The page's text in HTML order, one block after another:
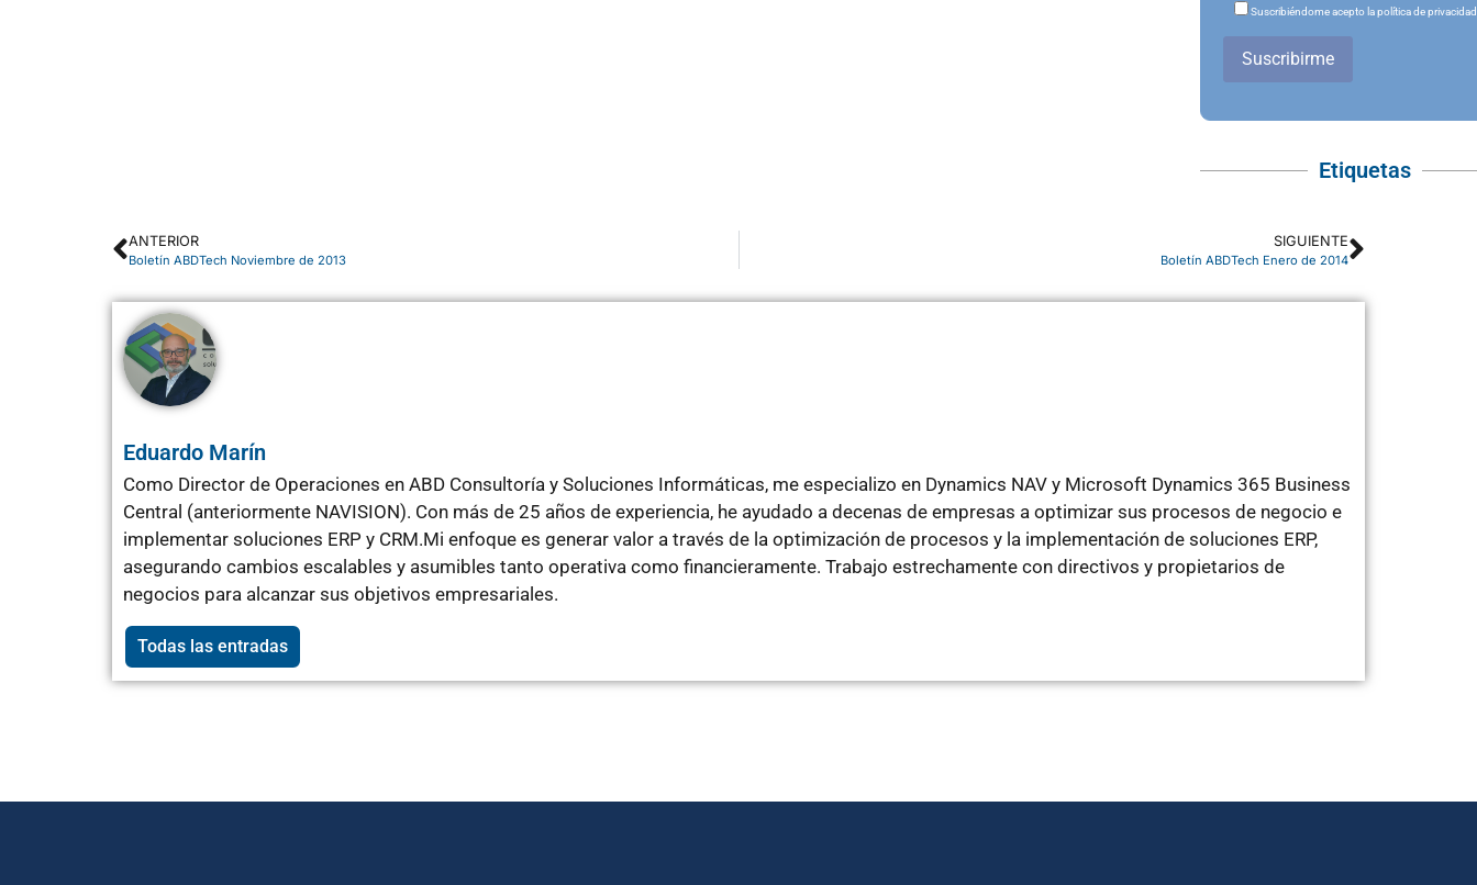
Suscribiéndome acepto la política de privacidad
Suscribirme
Etiquetas
ANTERIOR
Boletín ABDTech Noviembre de 2013
SIGUIENTE
Boletín ABDTech Enero de 2014
Eduardo Marín
Como Director de Operaciones en ABD Consultoría y Soluciones Informáticas, me especializo en Dynamics NAV y Microsoft Dynamics 365 Business
Central (anteriormente NAVISION). Con más de 25 años de experiencia, he ayudado a decenas de empresas a optimizar sus procesos de negocio e
implementar soluciones ERP y CRM.Mi enfoque es generar valor a través de la optimización de procesos y la implementación de soluciones ERP,
asegurando cambios escalables y asumibles tanto operativa como financieramente. Trabajo estrechamente con directivos y propietarios de
negocios para alcanzar sus objetivos empresariales.
Todas las entradas